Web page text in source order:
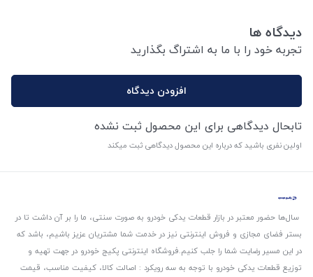
دیدگاه ها
تجربه خود را با ما به اشتراگ بگذارید
افزودن دیدگاه
تابحال دیدگاهی برای این محصول ثبت نشده
اولین نفری باشید که درباره این محصول دیدگاهی ثبت میکند
سال‌ها حضور معتبر در بازار قطعات یدکی خودرو به صورت سنتی، ما را بر آن داشت تا در
بستر فضای مجازی و فروش اینترنتی نیز در خدمت شما مشتریان عزیز باشیم، باشد که
در این مسیر رضایت شما را جلب کنیم.فروشگاه اینترنتی پکیج خودرو در جهت تهیه و
توزیع قطعات یدکی خودرو با توجه به سه رویکرد : اصالت کالا، کیفیت مناسب، قیمت